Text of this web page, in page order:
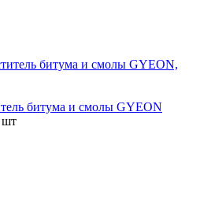
битума и смолы GYEON
шт